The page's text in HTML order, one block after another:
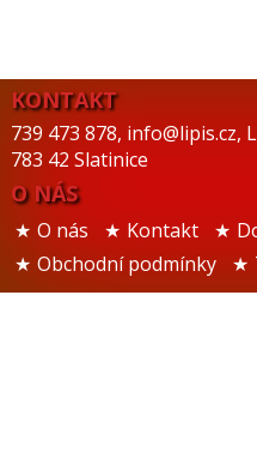
KONTAKT
739 473 878, info@lipis.cz,
783 42 Slatinice
O NÁS
O nás Kontakt
Obchodní podmínky